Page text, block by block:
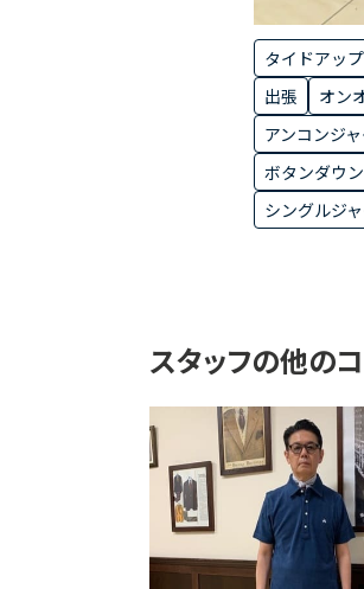
タイドアップ
出張
オン
アンコンジ
ボタンダウ
シングルジ
スタッフの他の